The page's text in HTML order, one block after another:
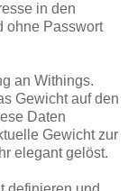
in den
ohne Passwort
an Withings.
Gewicht auf den
Daten
Gewicht zur
elegant gelöst.